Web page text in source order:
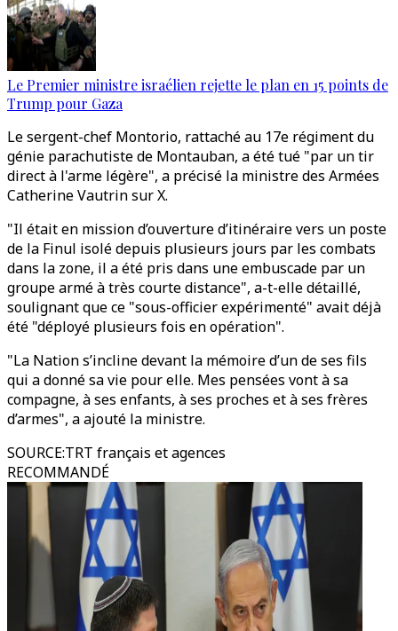
Le Premier ministre israélien rejette le plan en 15 points de
Trump pour Gaza
Le sergent-chef Montorio, rattaché au 17e régiment du
génie parachutiste de Montauban, a été tué "par un tir
direct à l'arme légère", a précisé la ministre des Armées
Catherine Vautrin sur X.
"Il était en mission d’ouverture d’itinéraire vers un poste
de la Finul isolé depuis plusieurs jours par les combats
dans la zone, il a été pris dans une embuscade par un
groupe armé à très courte distance", a-t-elle détaillé,
soulignant que ce "sous-officier expérimenté" avait déjà
été "déployé plusieurs fois en opération".
"La Nation s’incline devant la mémoire d’un de ses fils
qui a donné sa vie pour elle. Mes pensées vont à sa
compagne, à ses enfants, à ses proches et à ses frères
d’armes", a ajouté la ministre.
SOURCE:TRT français et agences
RECOMMANDÉ